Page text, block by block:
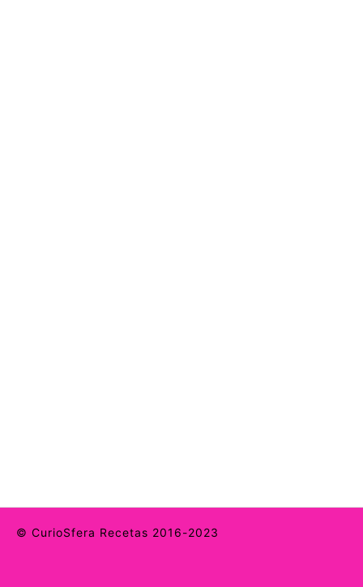
© CurioSfera Recetas 2016-2023